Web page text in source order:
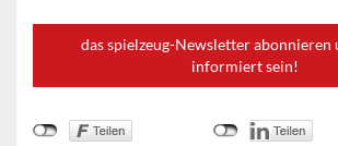
das spielzeug-Newsletter abonnieren
informiert sein!